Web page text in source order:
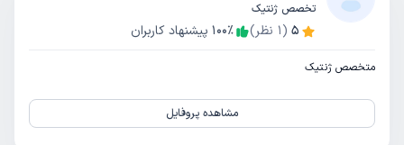
تخصص ژنتیک
5
(
1 نظر) 100٪ پیشنهاد کاربران
متخصص ژنتیک
مشاهده پروفایل